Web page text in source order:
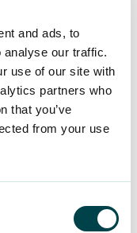
and ads, to
analyse our traffic.
use of our site with
partners who
that you’ve
from your use
ettei
arvoa”
korvautuu